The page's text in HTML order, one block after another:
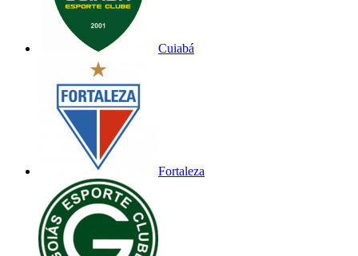
Cuiabá
Fortaleza